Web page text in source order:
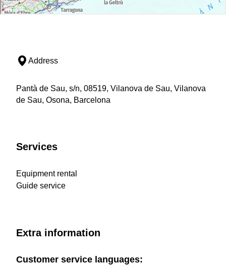
Address
Pantà de Sau, s/n, 08519, Vilanova de Sau, Vilanova
de Sau, Osona, Barcelona
Services
Equipment rental
Guide service
Extra information
Customer service languages: